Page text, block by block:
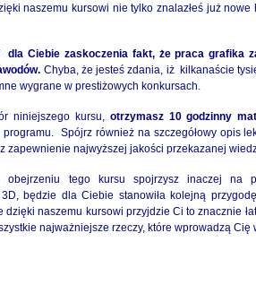
naszemu kursowi nie tylko znalazłeś już
dla Ciebie zaskoczenia fakt, że praca grafika
Chyba, że jesteś zdania, iż kilkanaście
wygrane w prestiżowych konkursach.
niniejszego kursu, otrzymasz 10 godzinny
Spójrz również na szczegółowy opis
zapewnienie najwyższej jakości przekazanej
obejrzeniu tego kursu spojrzysz inaczej na
będzie dla Ciebie stanowiła kolejną
dzięki naszemu kursowi przyjdzie Ci to znacznie
najważniejsze rzeczy, które wprowadzą